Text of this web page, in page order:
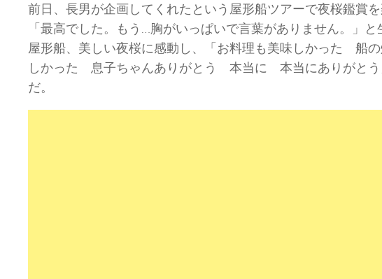
前日、長男が企画してくれたという屋形船ツアーで夜桜鑑賞
「最高でした。もう…胸がいっぱいで言葉がありません。」
屋形船、美しい夜桜に感動し、「お料理も美味しかった 船
しかった 息子ちゃんありがとう 本当に 本当にありがとう
だ。